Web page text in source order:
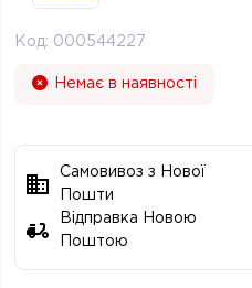
Код: 000544227
Немає в наявності
Самовивоз з Нової
Пошти
Відправка Новою
Поштою